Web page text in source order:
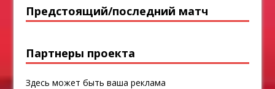
Предстоящий/последний матч
Партнеры проекта
Здесь может быть ваша реклама